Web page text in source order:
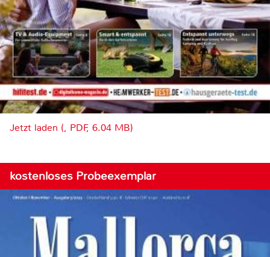
Jetzt laden (, PDF, 6.04 MB)
kostenloses Probeexemplar